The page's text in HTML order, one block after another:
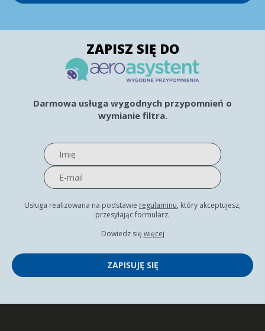
ZAPISZ SIĘ DO
Darmowa usługa wygodnych przypomnień o
wymianie filtra.
Usługa realizowana na podstawie regulaminu, który akceptujesz,
przesyłając formularz.
Dowiedz się więcej
ZAPISUJĘ SIĘ